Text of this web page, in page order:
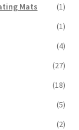
Mats
(1)
(1)
(4)
(27)
(18)
(5)
(2)